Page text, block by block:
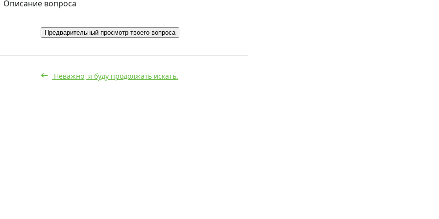
Описание вопроса
Предварительный просмотр твоего вопроса
Неважно, я буду продолжать искать.